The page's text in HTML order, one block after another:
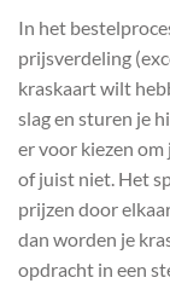
In het
prijsverdeling
kraskaart wilt
slag en sturen je
er voor kiezen
of juist niet. Het
prijzen door
dan worden je
opdracht in een